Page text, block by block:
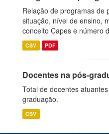
Relação de programas de
situação, nível de ensino,
conceito Capes e número
CSV PDF
Docentes na pós-
Total de docentes
graduação.
CSV